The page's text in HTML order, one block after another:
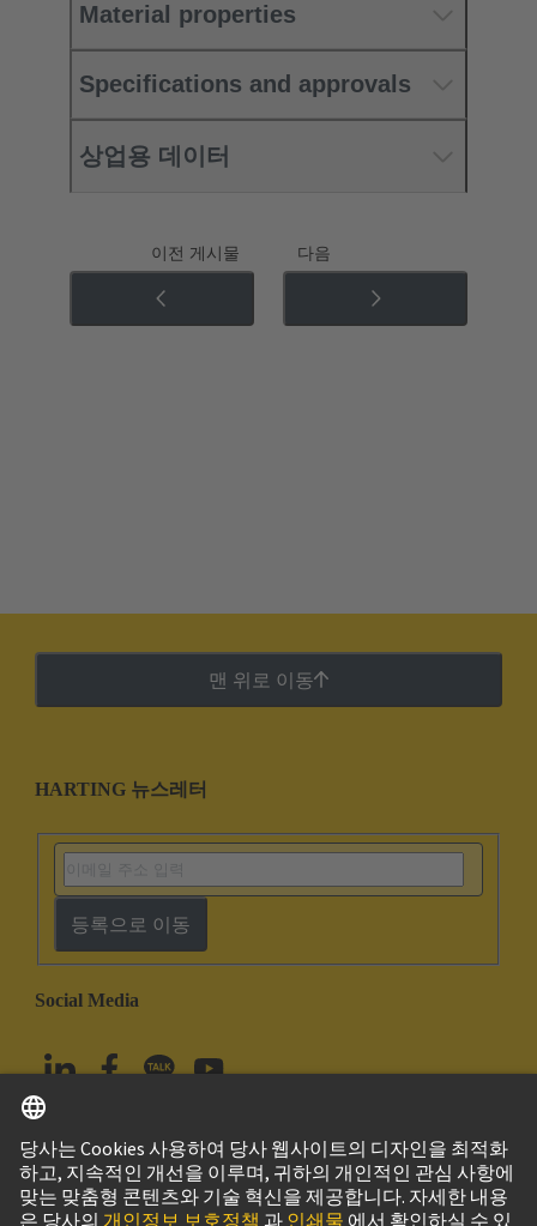
Material properties
Specifications and approvals
상업용 데이터
이전 게시물 다음
맨 위로 이동
HARTING 뉴스레터
등록으로 이동
Social Media
대한민국 한국어